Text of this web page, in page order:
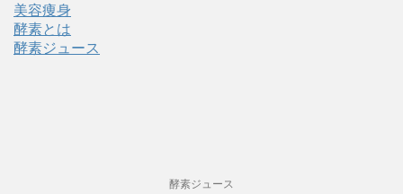
美容痩身
酵素とは
酵素ジュース
酵素ジュース